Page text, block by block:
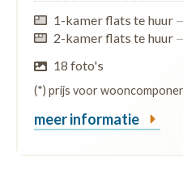
1-kamer flats te huur
2-kamer flats te huur
18 foto's
(*) prijs voor
meer informatie